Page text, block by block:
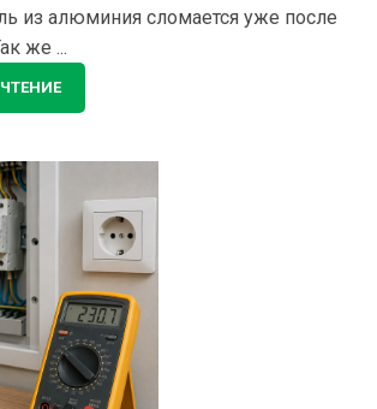
из алюминия сломается уже после
же ...